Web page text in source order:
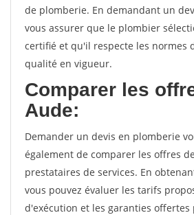
de plomberie. En demandant un
vous assurer que le plombier
certifié et qu'il respecte les normes
qualité en vigueur.
Comparer les
Aude:
Demander un devis en plomberie
également de comparer les offres
prestataires de services. En
vous pouvez évaluer les tarifs
d'exécution et les garanties offertes